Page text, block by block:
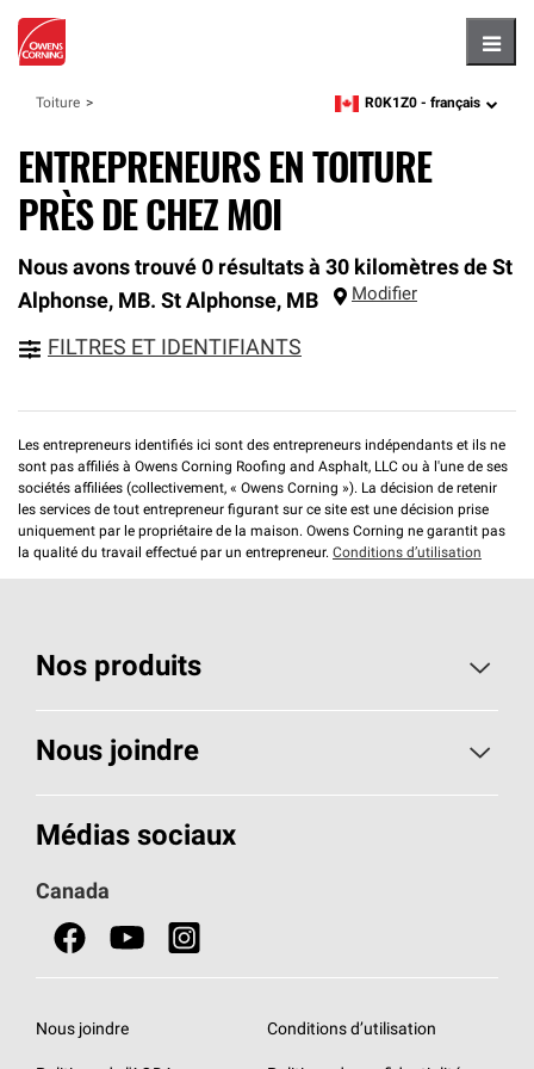
Toiture zipcode,language
R0K1Z0 - français
ENTREPRENEURS EN TOITURE
PRÈS DE CHEZ MOI
Nous avons trouvé 0 résultats à 30 kilomètres de St
Alphonse, MB. St Alphonse, MB Modifier
FILTRES ET IDENTIFIANTS
Les entrepreneurs identifiés ici sont des entrepreneurs indépendants et ils ne
sont pas affiliés à Owens Corning Roofing and Asphalt, LLC ou à l'une de ses
sociétés affiliées (collectivement, « Owens Corning »). La décision de retenir
les services de tout entrepreneur figurant sur ce site est une décision prise
uniquement par le propriétaire de la maison. Owens Corning ne garantit pas
la qualité du travail effectué par un entrepreneur. Conditions d’utilisation
Nos produits
Toiture
Isolants pour usage résidentiel
Portes
Nous joindre
Composez le 1 800 438-7465
Médias sociaux
Canada
Nous joindre Conditions d’utilisation